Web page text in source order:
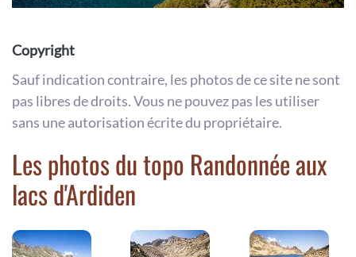
Copyright
Sauf indication contraire, les photos de ce site ne sont
pas libres de droits. Vous ne pouvez pas les utiliser
sans une autorisation écrite du propriétaire.
Les photos du topo Randonnée aux
lacs d'Ardiden